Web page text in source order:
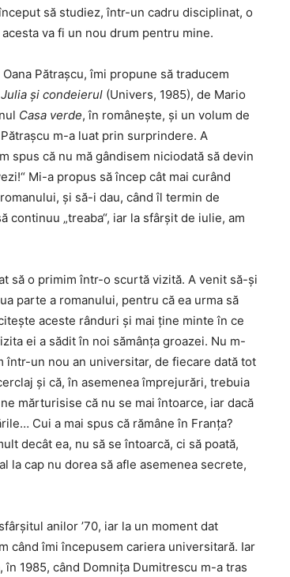
să studiez, într-un cadru disciplinat, o
va fi un nou drum pentru mine.
Pătrașcu, îmi propune să traducem
și condeierul (Univers, 1985), de Mario
Casa verde, în românește, și un volum de
m-a luat prin surprindere. A
spus că nu mă gândisem niciodată să devin
Mi-a propus să încep cât mai curând
și să-i dau, când îl termin de
„treaba“, iar la sfârșit de iulie, am
să o primim într-o scurtă vizită. A venit să-și
parte a romanului, pentru că ea urma să
aceste rânduri și mai ține minte în ce
ei a sădit în noi sămânța groazei. Nu m-
într-un nou an universitar, de fiecare dată tot
și că, în asemenea împrejurări, trebuia
mărturisise că nu se mai întoarce, iar dacă
Cui a mai spus că rămâne în Franța?
decât ea, nu să se întoarcă, ci să poată,
la cap nu dorea să afle asemenea secrete,
anilor ’70, iar la un moment dat
când îmi începusem cariera universitară. Iar
1985, când Domnița Dumitrescu m-a tras